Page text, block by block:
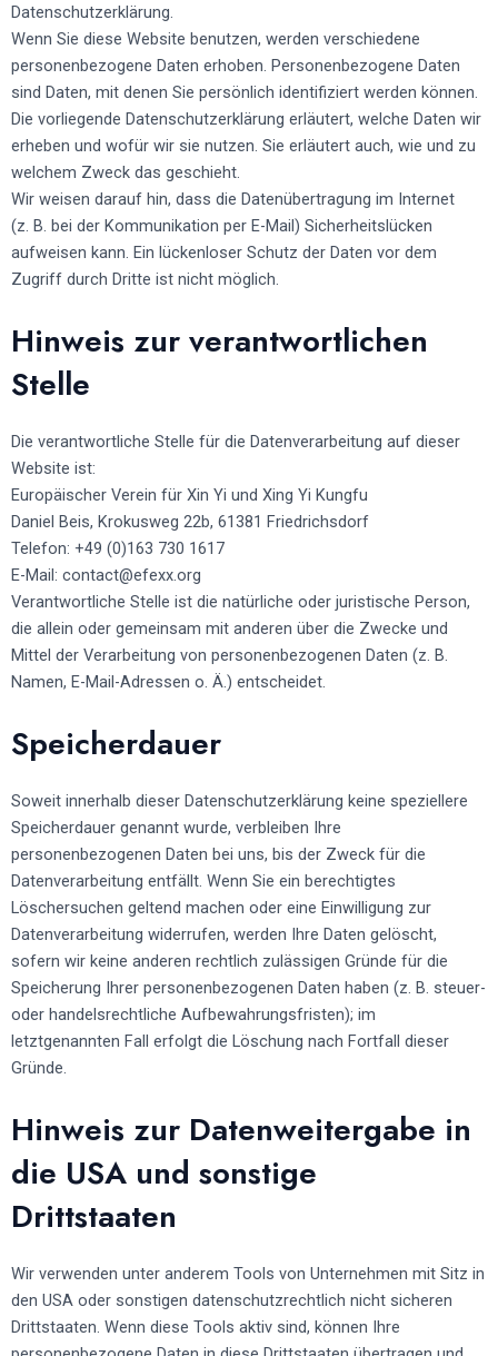
Datenschutzerklärung.
Wenn Sie diese Website benutzen, werden verschiedene
personenbezogene Daten erhoben. Personenbezogene Daten
sind Daten, mit denen Sie persönlich identifiziert werden können.
Die vorliegende Datenschutzerklärung erläutert, welche Daten wir
erheben und wofür wir sie nutzen. Sie erläutert auch, wie und zu
welchem Zweck das geschieht.
Wir weisen darauf hin, dass die Datenübertragung im Internet
(z. B. bei der Kommunikation per E-Mail) Sicherheitslücken
aufweisen kann. Ein lückenloser Schutz der Daten vor dem
Zugriff durch Dritte ist nicht möglich.
Hinweis zur verantwortlichen
Stelle
Die verantwortliche Stelle für die Datenverarbeitung auf dieser
Website ist:
Europäischer Verein für Xin Yi und Xing Yi Kungfu
Daniel Beis, Krokusweg 22b, 61381 Friedrichsdorf
Telefon: +49 (0)163 730 1617
E-Mail: contact@efexx.org
Verantwortliche Stelle ist die natürliche oder juristische Person,
die allein oder gemeinsam mit anderen über die Zwecke und
Mittel der Verarbeitung von personenbezogenen Daten (z. B.
Namen, E-Mail-Adressen o. Ä.) entscheidet.
Speicherdauer
Soweit innerhalb dieser Datenschutzerklärung keine speziellere
Speicherdauer genannt wurde, verbleiben Ihre
personenbezogenen Daten bei uns, bis der Zweck für die
Datenverarbeitung entfällt. Wenn Sie ein berechtigtes
Löschersuchen geltend machen oder eine Einwilligung zur
Datenverarbeitung widerrufen, werden Ihre Daten gelöscht,
sofern wir keine anderen rechtlich zulässigen Gründe für die
Speicherung Ihrer personenbezogenen Daten haben (z. B. steuer-
oder handelsrechtliche Aufbewahrungsfristen); im
letztgenannten Fall erfolgt die Löschung nach Fortfall dieser
Gründe.
Hinweis zur Datenweitergabe in
die USA und sonstige
Drittstaaten
Wir verwenden unter anderem Tools von Unternehmen mit Sitz in
den USA oder sonstigen datenschutzrechtlich nicht sicheren
Drittstaaten. Wenn diese Tools aktiv sind, können Ihre